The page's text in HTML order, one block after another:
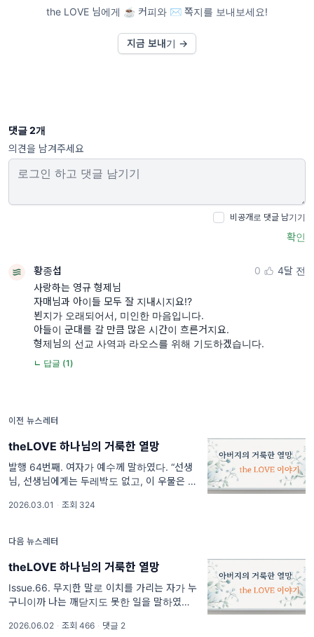
the LOVE 님에게 ☕️ 커피와 ✉️ 쪽지를 보내보세요!
지금 보내기 →
댓글 2개
의견을 남겨주세요
비공개로 댓글 남기기
확인
황종섭 0
4달 전
사랑하는 영규 형제님
자매님과 아이들 모두 잘 지내시지요!?
뵌지가 오래되어서, 미인한 마음입니다.
아들이 군대를 갈 만큼 많은 시간이 흐른거지요.
형제님의 선교 사역과 라오스를 위해 기도하겠습니다.
ㄴ 답글 (1)
이전 뉴스레터
theLOVE 하나님의 거룩한 열망
발행 64번째. 여자가 예수께 말하였다. “선생
님, 선생님에게는 두레박도 없고, 이 우물은 깊
입니까? 선생님이 우리 조상 야곱보다 더 위대
2026.03.01 · 조회 324
다음 뉴스레터
theLOVE 하나님의 거룩한 열망
Issue.66. 무지한 말로 이치를 가리는 자가 누
구니이까 나는 깨닫지도 못한 일을 말하였고 스
하였나이다. 내가 말하겠사오니 주는 들으시고
2026.06.02 · 조회 466 · 댓글 2